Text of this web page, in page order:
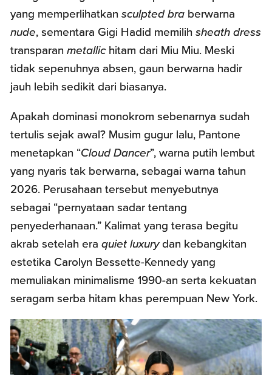
yang memperlihatkansculpted bra berwarna
nude, sementara Gigi Hadid memilihsheath dress
transparanmetallichitam dari Miu Miu. Meski
tidak sepenuhnya absen, gaun berwarna hadir
jauh lebih sedikit dari biasanya.
Apakah dominasi monokrom sebenarnya sudah
tertulis sejak awal? Musim gugur lalu, Pantone
menetapkan “Cloud Dancer”, warna putih lembut
yang nyaris tak berwarna, sebagai warna tahun
2026. Perusahaan tersebut menyebutnya
sebagai “pernyataan sadar tentang
penyederhanaan.” Kalimat yang terasa begitu
akrab setelah eraquiet luxurydan kebangkitan
estetika Carolyn Bessette-Kennedy yang
memuliakan minimalisme 1990-an serta kekuatan
seragam serba hitam khas perempuan New York.